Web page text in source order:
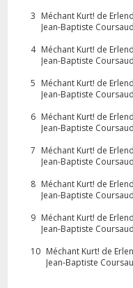
3 Méchant Kurt! de
Jean-Baptiste
4 Méchant Kurt! de
Jean-Baptiste
5 Méchant Kurt! de
Jean-Baptiste
6 Méchant Kurt! de
Jean-Baptiste
7 Méchant Kurt! de
Jean-Baptiste
8 Méchant Kurt! de
Jean-Baptiste
9 Méchant Kurt! de
Jean-Baptiste
10 Méchant Kurt! de
Jean-Baptiste